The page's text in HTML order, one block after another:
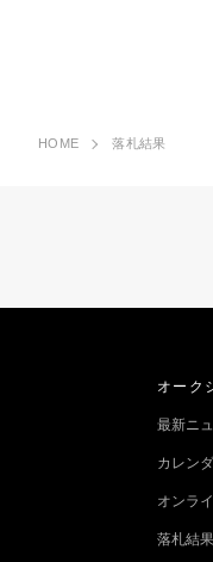
HOME 落札結果
オーク
最新ニ
カレン
オンラ
落札結果